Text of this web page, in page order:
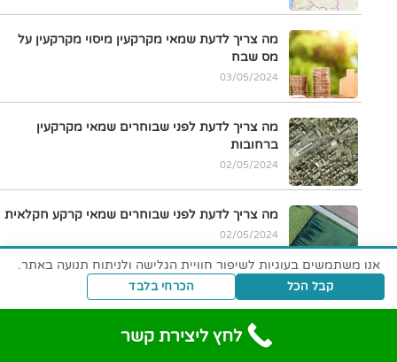
מה צריך לדעת שמאי מקרקעין מיסוי מקרקעין על
מס שבח
03/05/2024
מה צריך לדעת לפני שבוחרים שמאי מקרקעין
ברחובות
02/05/2024
מה צריך לדעת לפני שבוחרים שמאי קרקע חקלאית
02/05/2024
מה צריך לדעת לפני שבוחרים שמאי נדל"ן
02/05/2024
אנו משתמשים בעוגיות לשיפור חוויית הגלישה ולניתוח תנועה באתר.
קבל הכל הכרחי בלבד
לחץ ליצירת קשר